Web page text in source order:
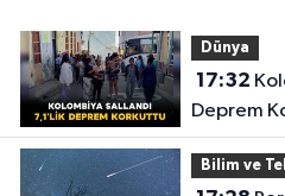
Dünya
17:32
Deprem
Bilim ve